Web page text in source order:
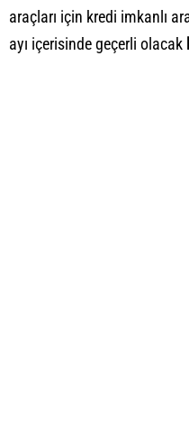
araçları için kredi imkanlı
ayı içerisinde geçerli olacak